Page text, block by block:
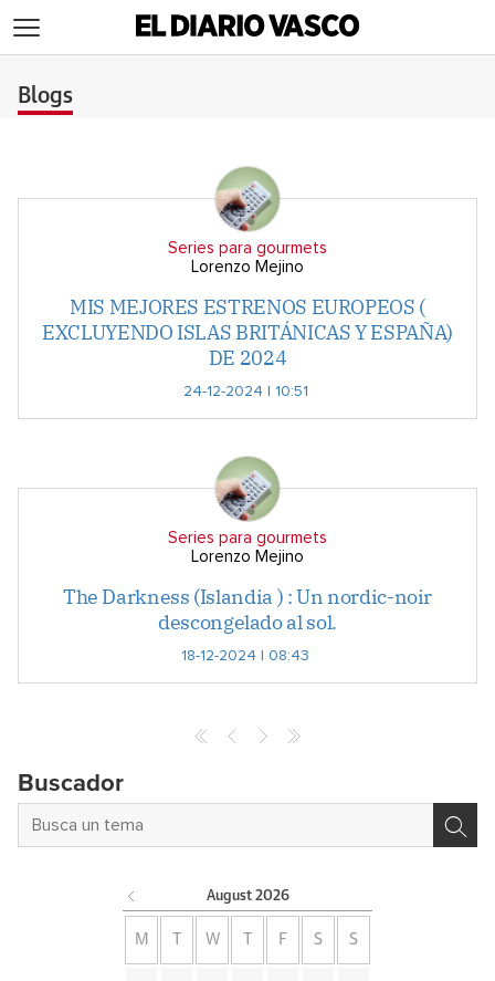
Blogs
Series para gourmets
Lorenzo Mejino
MIS MEJORES ESTRENOS EUROPEOS (
EXCLUYENDO ISLAS BRITÁNICAS Y ESPAÑA)
DE 2024
24-12-2024 | 10:51
Series para gourmets
Lorenzo Mejino
The Darkness (Islandia ) : Un nordic-noir
descongelado al sol.
18-12-2024 | 08:43
Buscador
August 2026
M W F S S